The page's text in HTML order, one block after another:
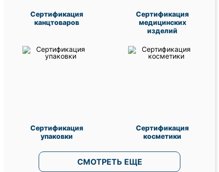
Сертификация
канцтоваров
Сертификация
медицинских
изделий
Сертификация
упаковки
Сертификация
косметики
СМОТРЕТЬ ЕЩЕ